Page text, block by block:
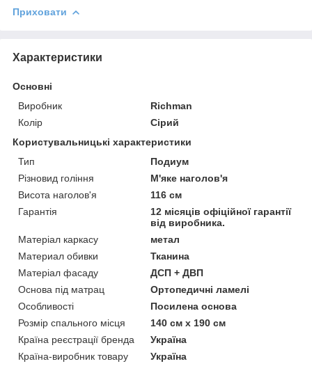
Приховати
Характеристики
Основні
Виробник
Richman
Колір
Сірий
Користувальницькі характеристики
Тип
Подиум
Різновид гоління
М'яке наголов'я
Висота наголов'я
116 см
Гарантія
12 місяців офіційної гарантії
від виробника.
Матеріал каркасу
метал
Материал обивки
Тканина
Матеріал фасаду
ДСП + ДВП
Основа під матрац
Ортопедичні ламелі
Особливості
Посилена основа
Розмір спального місця
140 см х 190 см
Країна реєстрації бренда
Україна
Країна-виробник товару
Україна